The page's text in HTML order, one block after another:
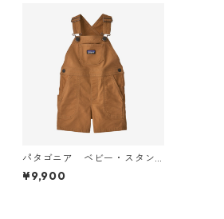
パタゴニア ベビー・スタン
ドアップ・ショートオール
（カラー Umber Brown） 日
¥9,900